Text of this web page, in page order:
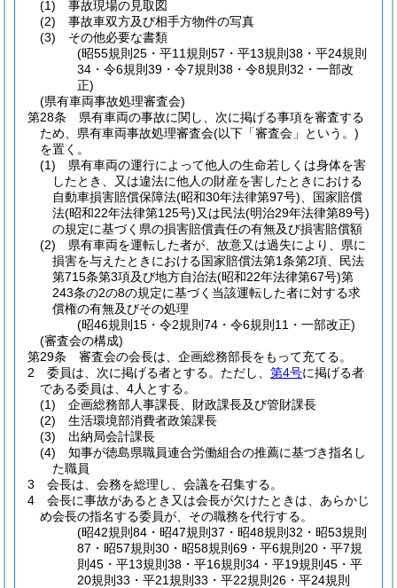
(1)
事故現場の見取図
(2)
事故車双方及び相手方物件の写真
(3)
その他必要な書類
(昭55規則25・平11規則57・平13規則38・平24規則
34・令6規則39・令7規則38・令8規則32・一部改
正)
(県有車両事故処理審査会)
第28条
県有車両の事故に関し、次に掲げる事項を審査する
ため、県有車両事故処理審査会(以下「審査会」という。)
を置く。
(1)
県有車両の運行によって他人の生命若しくは身体を害
したとき、又は違法に他人の財産を害したときにおける
自動車損害賠償保障法(昭和30年法律第97号) 、国家賠償
法(昭和22年法律第125号)又は民法(明治29年法律第89号)
の規定に基づく県の損害賠償責任の有無及び損害賠償額
(2)
県有車両を運転した者が、故意又は過失により、県に
損害を与えたときにおける国家賠償法第1条第2項、民法
第715条第3項及び地方自治法(昭和22年法律第67号)第
243条の2の8の規定に基づく当該運転した者に対する求
償権の有無及びその処理
(昭46規則15・令2規則74・令6規則11・一部改正)
(審査会の構成)
第29条
審査会の会長は、企画総務部長をもって充てる。
2
委員は、次に掲げる者とする。 ただし、 第4号に掲げる者
である委員は、4人とする。
(1)
企画総務部人事課長、財政課長及び管財課長
(2)
生活環境部消費者政策課長
(3)
出納局会計課長
(4)
知事が徳島県職員連合労働組合の推薦に基づき指名し
た職員
3
会長は、会務を総理し、会議を召集する。
4
会長に事故があるとき又は会長が欠けたときは、あらかじ
め会長の指名する委員が、その職務を代行する。
(昭42規則84・昭47規則37・昭48規則32・昭53規則
87・昭57規則30・昭58規則69・平6規則20・平7規
則45・平13規則38・平16規則34・平19規則45・平
20規則33・平21規則33・平22規則26・平24規則